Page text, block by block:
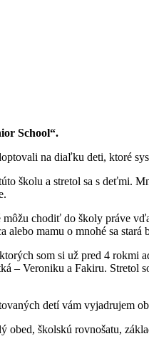
School“.
na diaľku deti, ktoré
školu a stretol sa s deťmi.
chodiť do školy práve
alebo mamu o mnohé sa
som si už pred 4 rokmi
– Veroniku a Fakiru. Stretol
detí vám vyjadrujem
obed, školskú rovnošatu,